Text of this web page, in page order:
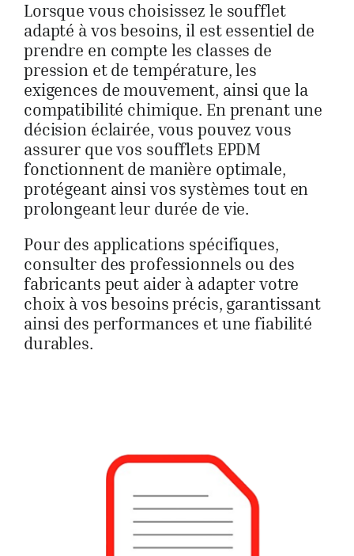
Lorsque vous choisissez le soufflet
adapté à vos besoins, il est essentiel de
prendre en compte les classes de
pression et de température, les
exigences de mouvement, ainsi que la
compatibilité chimique. En prenant une
décision éclairée, vous pouvez vous
assurer que vos soufflets EPDM
fonctionnent de manière optimale,
protégeant ainsi vos systèmes tout en
prolongeant leur durée de vie.
Pour des applications spécifiques,
consulter des professionnels ou des
fabricants peut aider à adapter votre
choix à vos besoins précis, garantissant
ainsi des performances et une fiabilité
durables.